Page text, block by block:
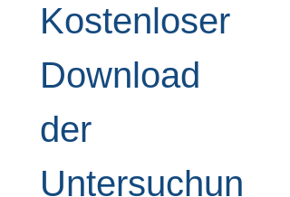
Kostenloser
Download
der
Untersuchun